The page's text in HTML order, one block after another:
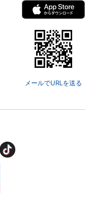
メールでURLを送る